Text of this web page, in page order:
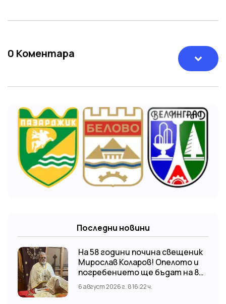
0 Коментара
Последни новини
На 58 години почина свещеник
Мирослав Коларов! Опелото и
погребението ще бъдат на 8
август (събота) от 11:00 часа в
храм “Св. Св. Козма и Дамян”, гр.
6 август 2026 г. в 16:22 ч.